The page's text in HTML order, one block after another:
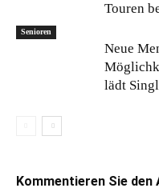
Touren
Senioren
Neue
lädt
Kommentieren Sie den